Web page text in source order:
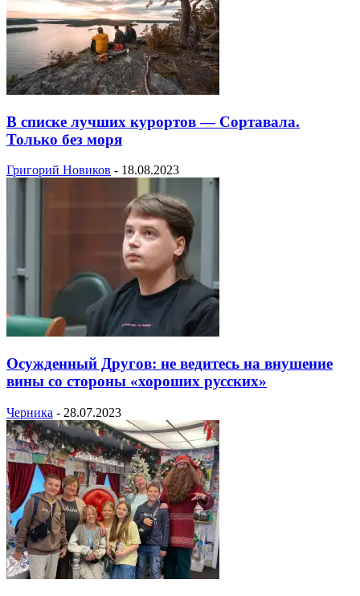
В списке лучших курортов — Сортавала.
Только без моря
Григорий Новиков - 18.08.2023
Осужденный Другов: не ведитесь на внушение
вины со стороны «хороших русских»
Черника - 28.07.2023